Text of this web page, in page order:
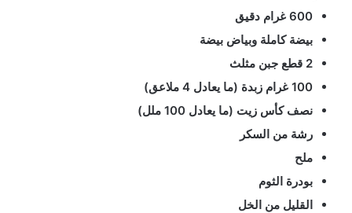
600 غرام دقيق
بيضة كاملة وبياض بيضة
2 قطع جبن مثلث
100 غرام زبدة (ما يعادل 4 ملاعق)
نصف كأس زيت (ما يعادل 100 ملل)
رشة من السكر
ملح
بودرة الثوم
القليل من الخل